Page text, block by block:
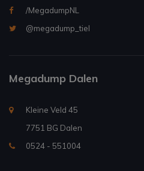
/MegadumpNL
@megadump_tiel
Megadump Dalen
Kleine Veld 45
7751 BG Dalen
0524 - 551004